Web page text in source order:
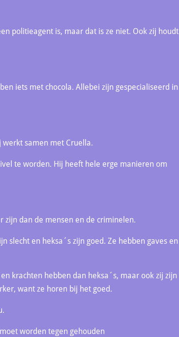
politieagent is, maar dat is ze niet. Ook zij houdt
iets met chocola. Allebei zijn gespecialiseerd in
samen met Cruella.
te worden. Hij heeft hele erge manieren om
zijn dan de mensen en de criminelen.
slecht en heksa´s zijn goed. Ze hebben gaves en
krachten hebben dan heksa´s, maar ook zij zijn
want ze horen bij het goed.
worden tegen gehouden